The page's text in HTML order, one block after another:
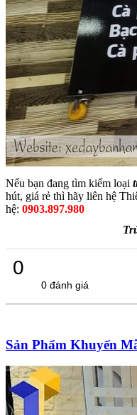
Nếu bạn đang tìm kiếm loại
hút, giá rẻ thì hãy liên hệ
hệ: 0903.897.980
0
0 đánh giá
Sản Phẩm Khuyến